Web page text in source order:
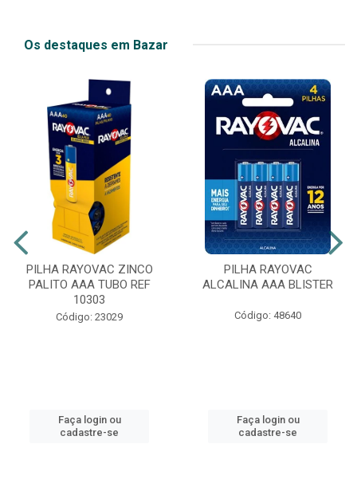
Os destaques em Bazar
PILHA RAYOVAC ZINCO
PALITO AAA TUBO REF
10303
Código: 23029
Faça login ou
cadastre-se
PILHA RAYOVAC
ALCALINA AAA BLISTER
Código: 48640
Faça login ou
cadastre-se